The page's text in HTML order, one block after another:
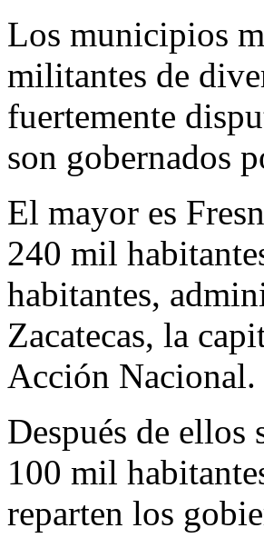
Los municipios
militantes de
fuertemente
son gobernados
El mayor es
240 mil
habitantes,
Zacatecas, la
Acción Nacional.
Después de ellos
100 mil
reparten los